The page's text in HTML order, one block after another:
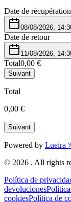
Date de récupération
08/08/2026,
Date de retour
11/08/2026,
Total0,00 €
Suivant
Total
0,00 €
Suivant
Powered by Lueira
© 2026 . All rights
Política de
devoluciones
cookiesPolítica de